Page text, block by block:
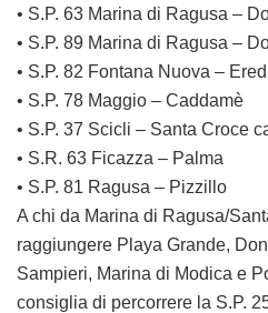
• S.P. 63 Marina di Ragusa –
• S.P. 89 Marina di Ragusa –
• S.P. 82 Fontana Nuova –
• S.P. 78 Maggio – Caddamè
• S.P. 37 Scicli – Santa Croce
• S.R. 63 Ficazza – Palma
• S.P. 81 Ragusa – Pizzillo
A chi da Marina di Ragusa/
raggiungere Playa Grande,
Sampieri, Marina di Modica e
consiglia di percorrere la S.P.